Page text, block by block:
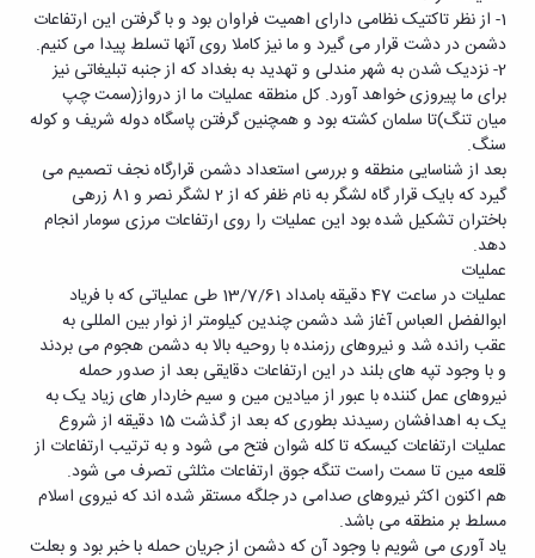
1- از نظر تاکتیک نظامی دارای اهمیت فراوان بود و با گرفتن این ارتفاعات
دشمن در دشت قرار می گیرد و ما نیز کاملا روی آنها تسلط پیدا می کنیم.
2- نزدیک شدن به شهر مندلی و تهدید به بغداد که از جنبه تبلیغاتی نیز
برای ما پیروزی خواهد آورد. کل منطقه عملیات ما از درواز(سمت چپ
میان تنگ)تا سلمان کشته بود و همچنین گرفتن پاسگاه دوله شریف و کوله
سنگ.
بعد از شناسایی منطقه و بررسی استعداد دشمن قرارگاه نجف تصمیم می
گیرد که بایک قرار گاه لشگر به نام ظفر که از 2 لشگر نصر و 81 زرهی
باختران تشکیل شده بود این عملیات را روی ارتفاعات مرزی سومار انجام
دهد.
عملیات
عملیات در ساعت 47 دقیقه بامداد 13/7/61 طی عملیاتی که با فریاد
ابوالفضل العباس آغاز شد دشمن چندین کیلومتر از نوار بین المللی به
عقب رانده شد و نیروهای رزمنده با روحیه بالا به دشمن هجوم می بردند
و با وجود تپه های بلند در این ارتفاعات دقایقی بعد از صدور حمله
نیروهای عمل کننده با عبور از میادین مین و سیم خاردار های زیاد یک به
یک به اهدافشان رسیدند بطوری که بعد از گذشت 15 دقیقه از شروع
عملیات ارتفاعات کیسکه تا کله شوان فتح می شود و به ترتیب ارتفاعات از
قلعه مین تا سمت راست تنگه جوق ارتفاعات مثلثی تصرف می شود.
هم اکنون اکثر نیروهای صدامی در جلگه مستقر شده اند که نیروی اسلام
مسلط بر منطقه می باشد.
یاد آوری می شویم با وجود آن که دشمن از جریان حمله با خبر بود و بعلت